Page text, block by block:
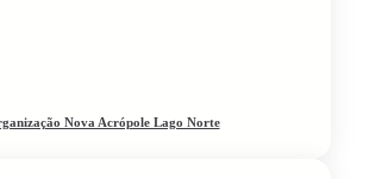
Nova Acrópole Lago Norte